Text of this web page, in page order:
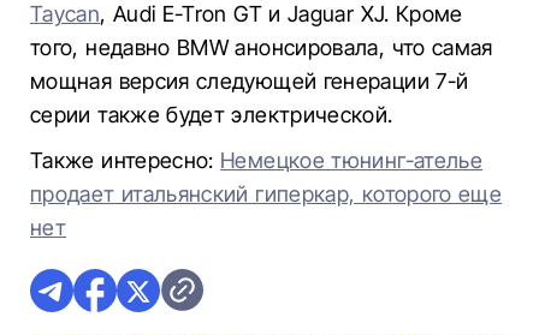
Taycan, Audi E-Tron GT и Jaguar XJ. Кроме
того, недавно BMW анонсировала, что самая
мощная версия следующей генерации 7-й
серии также будет электрической.
Также интересно: Немецкое тюнинг-ателье
продает итальянский гиперкар, которого еще
нет